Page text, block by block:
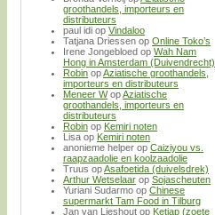
groothandels, importeurs en
distributeurs
paul idi op Vindaloo
Tatjana Driessen op Online Toko’s
Irene Jongebloed op Wah Nam
Hong in Amsterdam (Duivendrecht)
Robin opAziatische groothandels,
importeurs en distributeurs
Meneer WopAziatische
groothandels, importeurs en
distributeurs
Robin op Kemiri noten
Lisa op Kemiri noten
anonieme helper op Caiziyou vs.
raapzaadolie en koolzaadolie
Truus opAsafoetida (duivelsdrek)
Arthur Wetselaar op Sojascheuten
Yuriani Sudarmo op Chinese
supermarkt Tam Food in Tilburg
Jan van Lieshout op Ketjap (zoete